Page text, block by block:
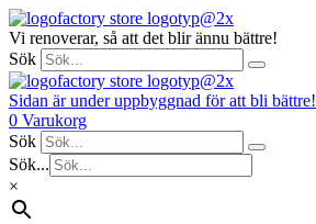
Vi renoverar, så att det blir ännu bättre!
Sök
Sidan är under uppbyggnad för att bli bättre!
0 Varukorg
Sök
Sök...
×